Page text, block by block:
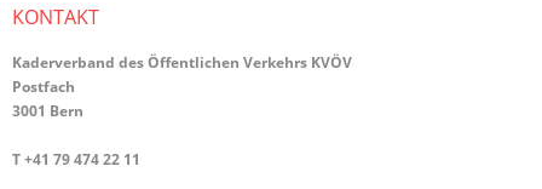
KONTAKT
Kaderverband des Öffentlichen Verkehrs KVÖV
Postfach
3001 Bern
T +41 79 474 22 11